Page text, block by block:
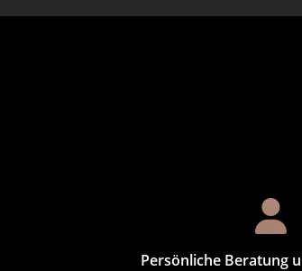
Persönliche Beratung